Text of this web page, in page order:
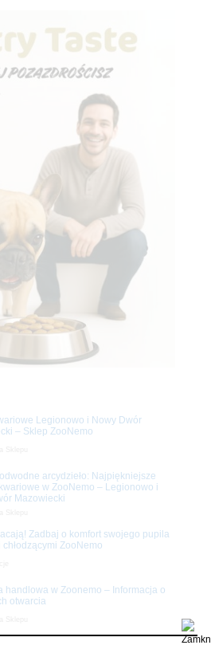
Legionowo i Nowy Dwór
– Sklep ZooNemo
arcydzieło: Najpiękniejsze
w ZooNemo – Legionowo i
Mazowiecki
Zadbaj o komfort swojego pupila
chłodzącymi ZooNemo
handlowa w Zoonemo – Informacja o
otwarcia